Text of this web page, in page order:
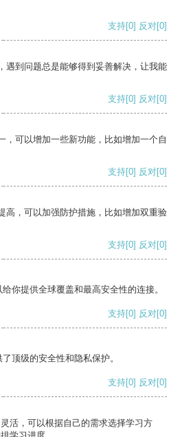
支持[0] 反对[0]
遇到问题总是能够得到妥善解决，让我能
支持[0] 反对[0]
，可以增加一些新功能，比如增加一个自
支持[0] 反对[0]
高，可以加强防护措施，比如增加双重验
支持[0] 反对[0]
你提供全球覆盖和最高安全性的连接。
支持[0] 反对[0]
顶级的安全性和隐私保护。
支持[0] 反对[0]
活，可以根据自己的需求选择学习方